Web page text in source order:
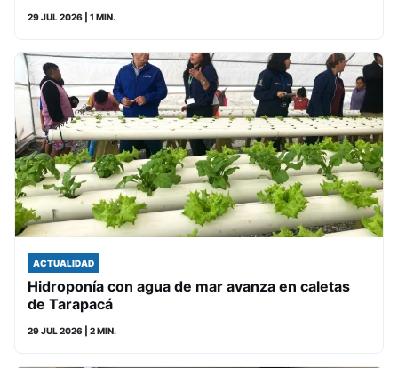
29 JUL 2026 | 1 MIN.
ACTUALIDAD
Hidroponía con agua de mar avanza en caletas
de Tarapacá
29 JUL 2026 | 2 MIN.